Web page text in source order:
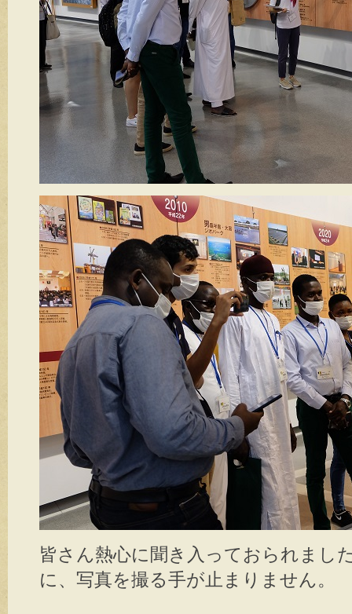
皆さん熱心に聞き入っておられまし
に、写真を撮る手が止まりません。